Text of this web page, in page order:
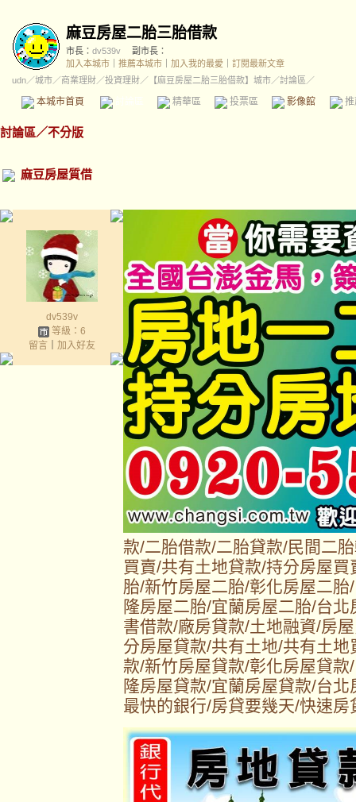
麻豆房屋二胎三胎借款
市長： dv539v
副市長：
加入本城市
推薦本城市 加入我的最愛
訂閱最新文章
udn／城市／商業理財／投資理財／ 【麻豆房屋二胎三胎借款】城市／討論區／
本城市首頁 精華區 投票區 影像館
討論區／不分版
麻豆房屋質借
dv539v
等級：6
留言｜ 加入好友
款/二胎借款/二胎貸款/民間二
買賣/共有土地貸款/持分房屋
胎/新竹房屋二胎/彰化房屋二
隆房屋二胎/宜蘭房屋二胎/台
書借款/廠房貸款/土地融資/房
分房屋貸款/共有土地/共有土
款/新竹房屋貸款/彰化房屋貸
隆房屋貸款/宜蘭房屋貸款/台
最快的銀行/房貸要幾天/快速房